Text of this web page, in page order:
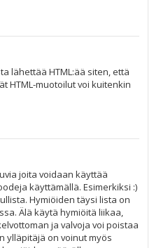
lähettää HTML:ää siten, että
HTML-muotoilut voi kuitenkin
joita voidaan käyttää
käyttämällä. Esimerkiksi :)
Hymiöiden täysi lista on
Älä käytä hymiöitä liikaa,
ja valvoja voi poistaa
ylläpitäjä on voinut myös